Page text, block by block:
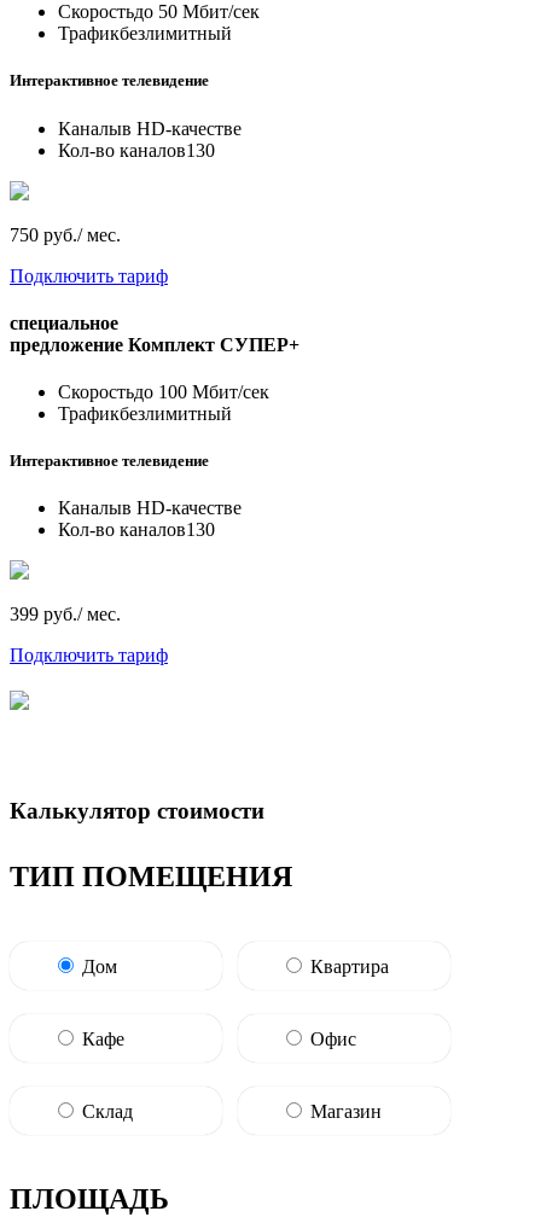
Скоростьдо 50 Мбит/сек
Трафикбезлимитный
Интерактивное телевидение
Каналыв HD-качестве
Кол-во каналов130
750 руб./ мес.
Подключить тариф
специальное
предложение Комплект СУПЕР+
Скоростьдо 100 Мбит/сек
Трафикбезлимитный
Интерактивное телевидение
Каналыв HD-качестве
Кол-во каналов130
399 руб./ мес.
Подключить тариф
Калькулятор стоимости
ТИП ПОМЕЩЕНИЯ
Дом Квартира
Кафе Офис
Склад Магазин
ПЛОЩАДЬ